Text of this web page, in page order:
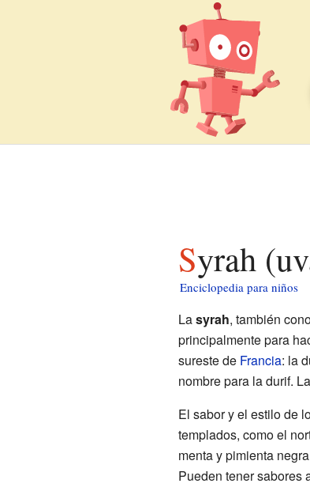
Syrah
Enciclopedia para niños
Lasyrah, también
principalmente para
sureste de Francia: la
nombre para la durif.
El sabor y el estilo de
templados, como el
menta y pimienta
Pueden tener sabores